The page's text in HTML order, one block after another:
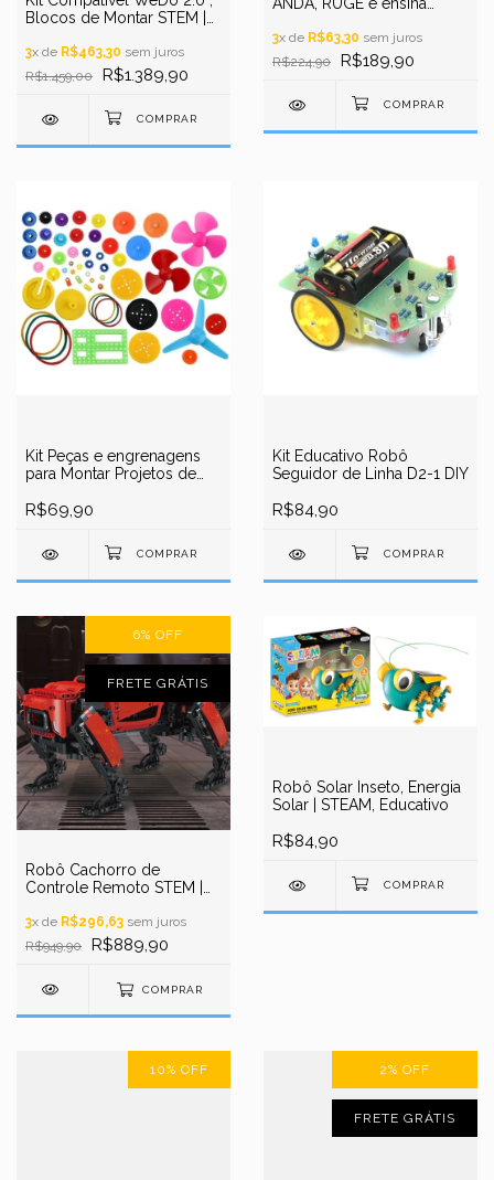
Blocos de Montar STEM |
Construção, 280pcs
3x de R$463,30 sem juros
R$1.459,00
R$1.389,90
ANDA, RUGE e ensina
ROBÔ T-REX
3x de R$63,30 sem juros
R$224,90
R$189,90
Kit Peças e engrenagens
para Montar Projetos de
pcs, Básico ao Avançado
R$69,90
Kit Educativo Robô
Seguidor de Linha D2-1 DIY
R$84,90
6% OFF
FRETE GRÁTIS
Robô Cachorro de
Controle Remoto STEM |
robótico! | +936pcs |
Blocos de Montar, Utiliza
aplicativo
3x de R$296,63 sem juros
R$949,90
R$889,90
COMPRAR
Robô Solar Inseto, Energia
Solar | STEAM, Educativo
R$84,90
10% OFF 2% OFF
FRETE GRÁTIS